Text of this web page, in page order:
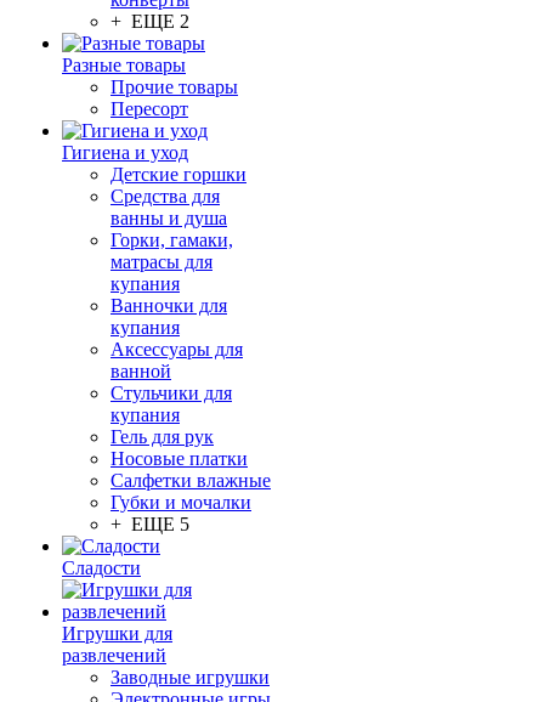
+ ЕЩЕ 2
Разные товары
Прочие товары
Пересорт
Гигиена и уход
Детские горшки
Средства для
ванны и душа
Горки, гамаки,
матрасы для
купания
Ванночки для
купания
Аксессуары для
ванной
Стульчики для
купания
Гель для рук
Носовые платки
Салфетки влажные
Губки и мочалки
+ ЕЩЕ 5
Сладости
Игрушки для
развлечений
Заводные игрушки